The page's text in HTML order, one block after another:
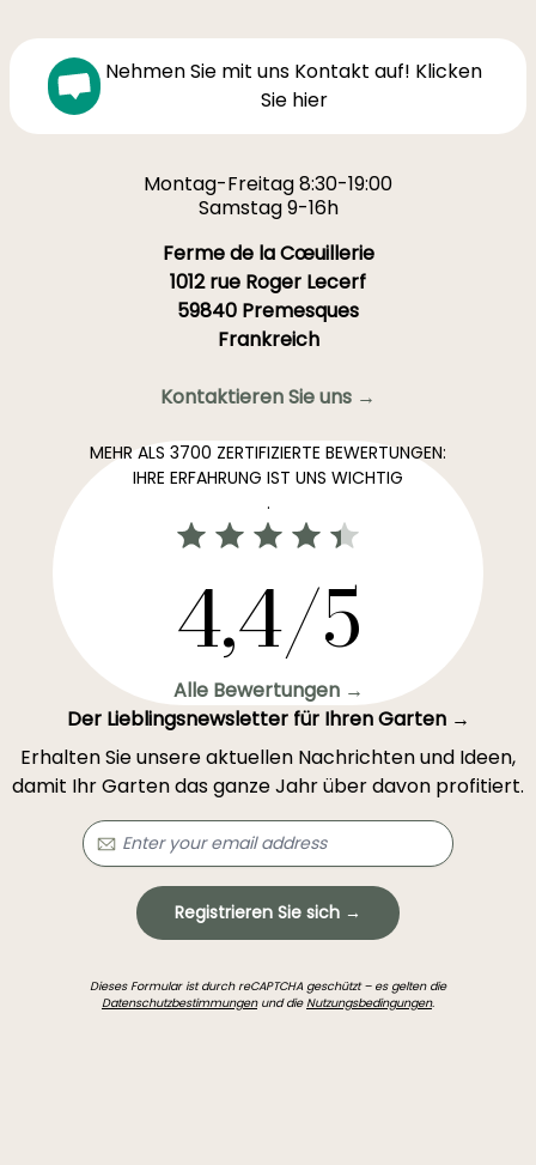
Nehmen Sie mit uns Kontakt auf! Klicken
Sie hier
Montag-Freitag 8:30-19:00
Samstag 9-16h
Ferme de la Cœuillerie
1012 rue Roger Lecerf
59840 Premesques
Frankreich
Kontaktieren Sie uns →
MEHR ALS 3700 ZERTIFIZIERTE BEWERTUNGEN:
IHRE ERFAHRUNG IST UNS WICHTIG
.
4,4/5
Alle Bewertungen →
Der Lieblingsnewsletter für Ihren Garten →
Erhalten Sie unsere aktuellen Nachrichten und Ideen,
damit Ihr Garten das ganze Jahr über davon profitiert.
Registrieren Sie sich →
Dieses Formular ist durch reCAPTCHA geschützt – es gelten die
Datenschutzbestimmungenund dieNutzungsbedingungen.